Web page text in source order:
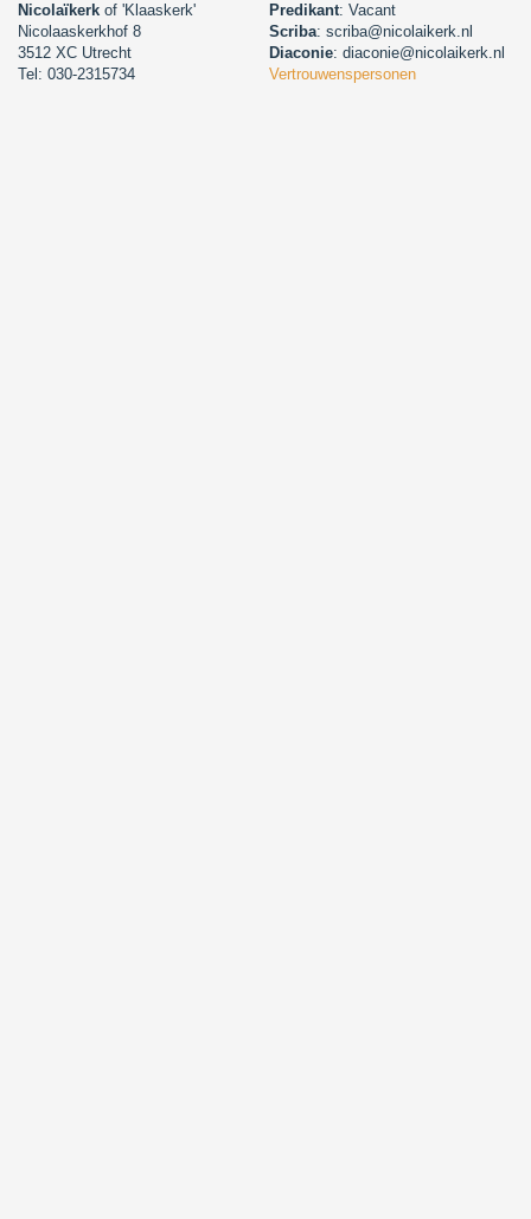
Nicolaïkerk of 'Klaaskerk'
Nicolaaskerkhof 8
3512 XC Utrecht
Tel: 030-2315734
Predikant: Vacant
Scriba: scriba@nicolaikerk.nl
Diaconie: diaconie@nicolaikerk.nl
Vertrouwenspersonen